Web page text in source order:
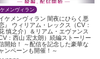
メンヴィラン
イケメンヴィラン 闇夜にひらく悪
』 ウィリアム・レックス（CV：
慎之介）＆リアム・エヴァンス
CV：西山 宏太朗）続編ストーリー
開始！ ～配信を記念した豪華な
ンペーンも開催！～